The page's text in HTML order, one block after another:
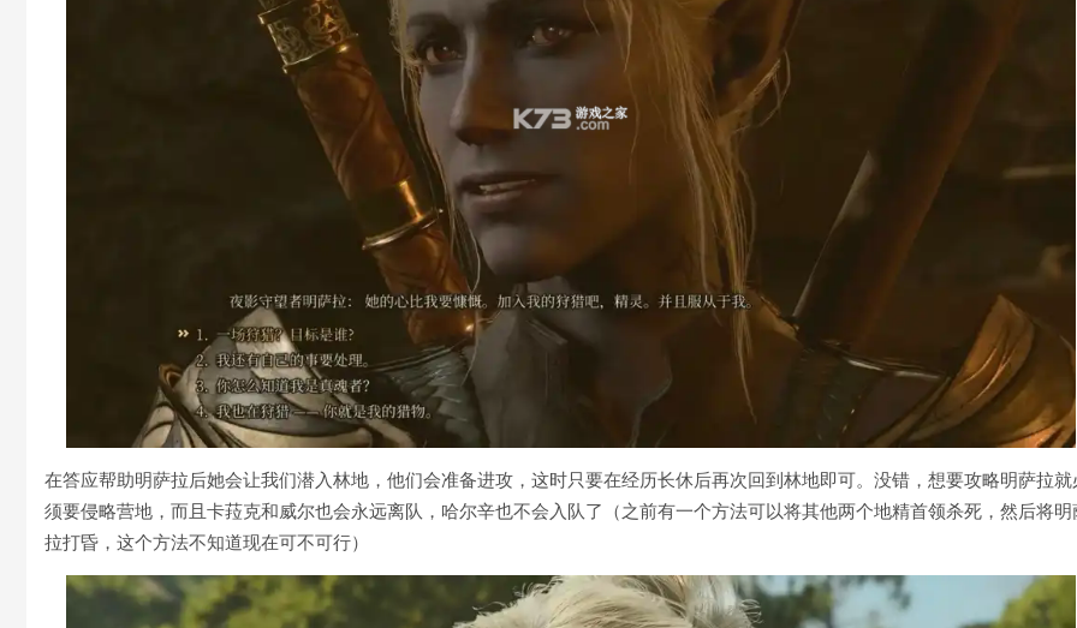
在答应帮助明萨拉后她会让我们潜入林地，他们会准备进攻，这时只要在经历长休后再次回到林地即可。没错，想要攻略明萨拉就
须要侵略营地，而且卡菈克和威尔也会永远离队，哈尔辛也不会入队了（之前有一个方法可以将其他两个地精首领杀死，然后将明
拉打昏，这个方法不知道现在可不可行）